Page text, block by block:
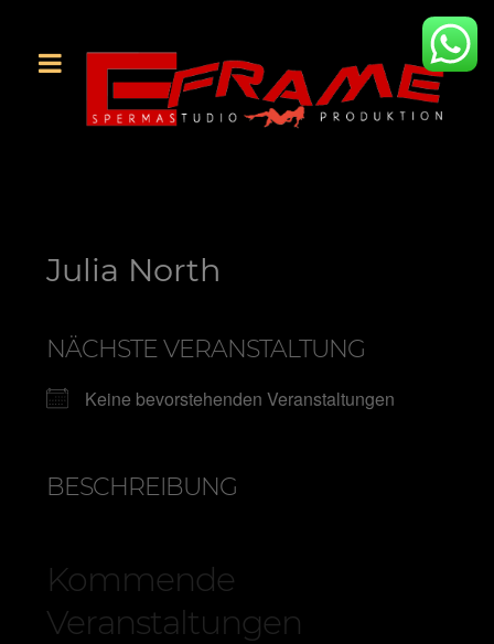
Julia North
NÄCHSTE VERANSTALTUNG
Keine bevorstehenden Veranstaltungen
BESCHREIBUNG
Kommende
Veranstaltungen